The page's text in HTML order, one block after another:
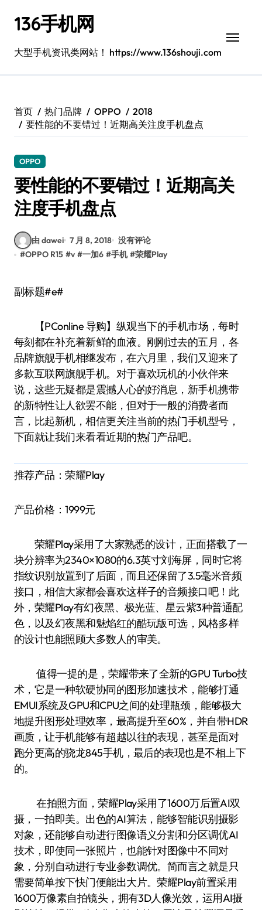
136手机网
大型手机资讯类网站！ https://www.136shouji.com
首页 热门品牌 OPPO
2018
要性能的不要错过！近期高关注度手机盘点
OPPO
要性能的不要错过！近期高关
注度手机盘点
由 dawei 7 月 8, 2018 没有评论
#OPPO R15 #v #一加6 #手机 #荣耀Play
副标题#e#
【PConline 导购】纵观当下的手机市场，每时
每刻都在补充着新鲜的血液。刚刚过去的五月，各
品牌旗舰手机相继发布，在六月里，我们又迎来了
多款互联网旗舰手机。对于喜欢玩机的小伙伴来
说，这些无疑都是震撼人心的好消息，新手机携带
的新特性让人欲罢不能，但对于一般的消费者而
言，比起新机，相信更关注当前的热门手机型号，
下面就让我们来看看近期的热门产品吧。
推荐产品：荣耀Play
产品价格：1999元
荣耀Play采用了大家熟悉的设计，正面搭载了一
块分辨率为2340×1080的6.3英寸刘海屏，同时它将
指纹识别放置到了后面，而且还保留了3.5毫米音频
接口，相信大家都会喜欢这样子的音频接口吧！此
外，荣耀Play有幻夜黑、极光蓝、星云紫3种普通配
色，以及幻夜黑和魅焰红的酷玩版可选，风格多样
的设计也能照顾大多数人的审美。
值得一提的是，荣耀带来了全新的GPU Turbo技
术，它是一种软硬协同的图形加速技术，能够打通
EMUI系统及GPU和CPU之间的处理瓶颈，能够极大
地提升图形处理效率，最高提升至60%，并自带HDR
画质，让手机能够有超越以往的表现，甚至是面对
跑分更高的骁龙845手机，最后的表现也是不相上下
的。
在拍照方面，荣耀Play采用了1600万后置AI双
摄，一拍即美。出色的AI算法，能够智能识别摄影
对象，还能够自动进行图像语义分割和分区调优AI
技术，即使同一张照片，也能针对图像中不同对
象，分别自动进行专业参数调优。简而言之就是只
需要简单按下快门便能出大片。荣耀Play前置采用
1600万像素自拍镜头，拥有3D人像光效，运用AI摄